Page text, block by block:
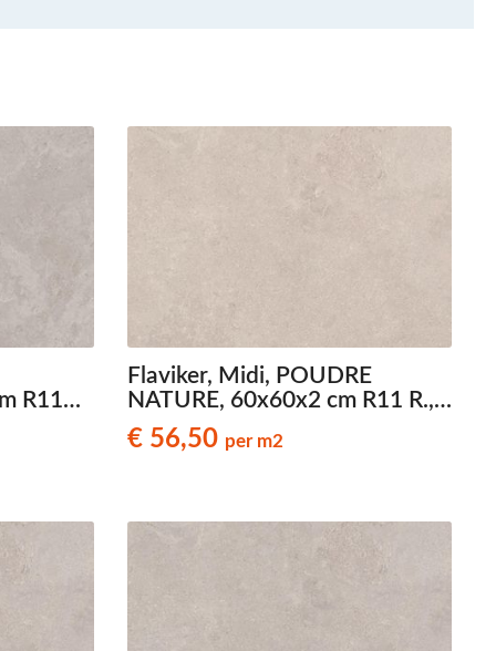
Rood - Roze - Paars
Natuursteenlook
wandtegels
Marmerlook wandtegels
R11
Flaviker, Midi, POUDRE
NATURE, 60x60x2 cm R11 R.,
art. 0030167, natuursteenlook
terrastegels
€ 56,50 per m2